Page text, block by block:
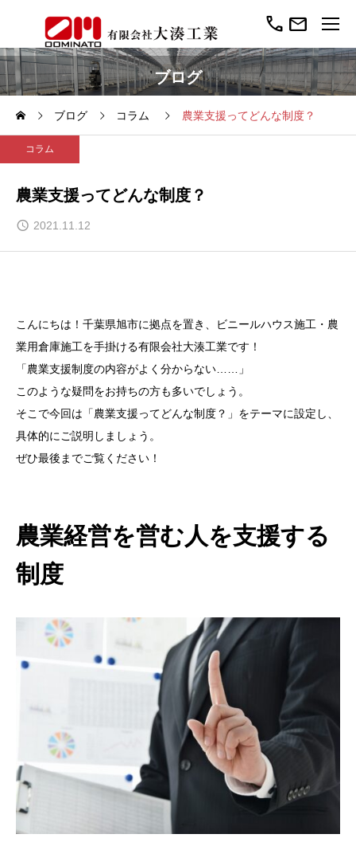
call mail
ブログ
ブログ コラム 農業支援ってどんな制度？
コラム
農業支援ってどんな制度？
2021.11.12
こんにちは！千葉県旭市に拠点を置き、ビニールハウス施工・農
業用倉庫施工を手掛ける有限会社大湊工業です！
「農業支援制度の内容がよく分からない……」
このような疑問をお持ちの方も多いでしょう。
そこで今回は「農業支援ってどんな制度？」をテーマに設定し、
具体的にご説明しましょう。
ぜひ最後までご覧ください！
農業経営を営む人を支援する
制度